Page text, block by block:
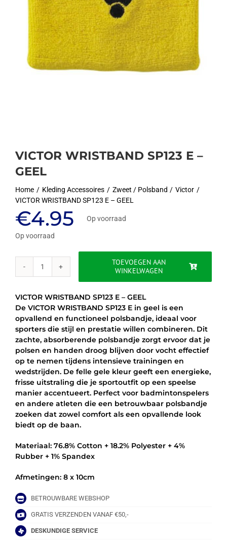
VICTOR WRISTBAND SP123 E –
GEEL
Home Kleding Accessoires Zweet / Polsband
Victor
VICTOR WRISTBAND SP123 E – GEEL
€4.95 Op voorraad
Op voorraad
VICTOR
WRISTBAND
GEEL
aantal
TOEVOEGEN AAN
WINKELWAGEN
VICTOR WRISTBAND SP123 E – GEEL
De VICTOR WRISTBAND SP123 E in geel is een
opvallend en functioneel polsbandje, ideaal voor
sporters die stijl en prestatie willen combineren. Dit
zachte, absorberende polsbandje zorgt ervoor dat je
polsen en handen droog blijven door vocht effectief
op te nemen tijdens intensieve trainingen en
wedstrijden. De felle gele kleur geeft een energieke,
frisse uitstraling die je sportoutfit op een speelse
manier accentueert. Perfect voor badmintonspelers
en andere atleten die een betrouwbaar polsbandje
zoeken dat zowel comfort als een opvallende look
biedt op de baan.
Materiaal: 76.8% Cotton + 18.2% Polyester + 4%
Rubber + 1% Spandex
Afmetingen: 8 x 10cm
BETROUWBARE WEBSHOP
GRATIS VERZENDEN VANAF €50,-
DESKUNDIGE SERVICE